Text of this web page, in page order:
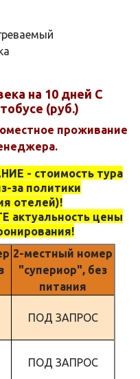
на 10 дней С
(руб.)
проживание
- стоимость тура
за политики
отелей)!
актуальность цены
2-местный номер
"супериор", без
питания
ПОД ЗАПРОС
ПОД ЗАПРОС